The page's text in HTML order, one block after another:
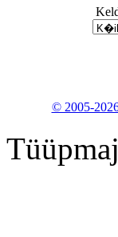
© 2005-